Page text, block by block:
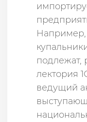
подлежат,
лектория
ведущий